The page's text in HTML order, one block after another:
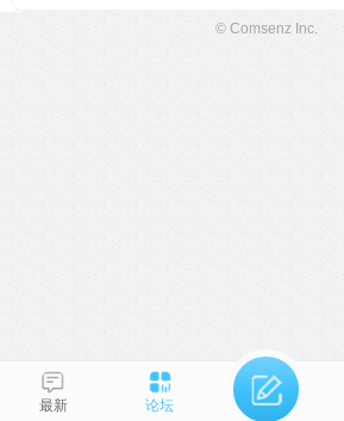
最新 论坛
© Comsenz Inc.